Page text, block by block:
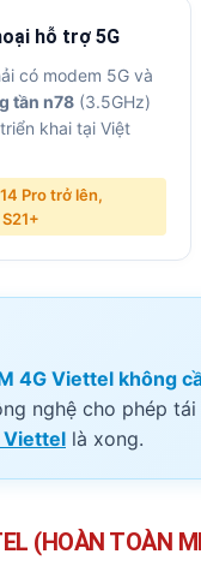
hỗ trợ 5G
có modem 5G và
tần n78 (3.5GHz)
khai tại Việt
Pro trở lên,
4G Viettel không
nghệ cho phép
Viettel là xong.
(HOÀN TOÀN